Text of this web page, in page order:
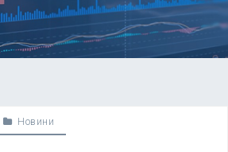
Новини